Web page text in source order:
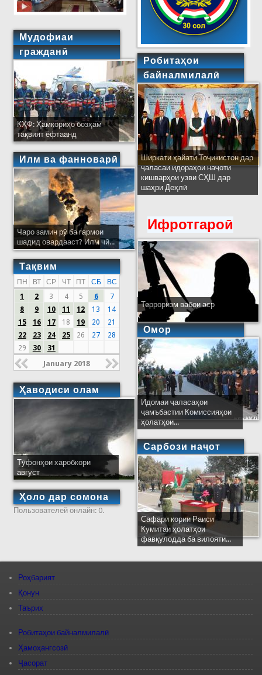
Мудофиаи
гражданӣ
КҲФ: Ҳамкориҳо бозҳам
тақвият ёфтаанд
Илм ва фанноварӣ
Чаро замин рӯ ба гармои
шадид овардааст? Илм чӣ...
Тақвим
ПН ВТ СР ЧТ ПТ СБ
ВС
1
2 3 4 5 6
7
8
9 10 11 12 13
14
15
16 17 18 19 20
21
22
23 24 25 26 27
28
29
30 31
January 2018
Ҳаводиси олам
Тӯфонҳои харобкори
август
Ҳоло дар сомона
Пользователей онлайн: 0.
Робитаҳои
байналмилалӣ
Ширкати ҳайати Тоҷикистон дар
ҷаласаи идораҳои наҷоти
кишварҳои узви СҲШ дар
шаҳри Деҳлӣ
Ифротгароӣ
Терроризм вабои аср
Омор
Идомаи ҷаласаҳои
ҷамъбастии Комиссияҳои
ҳолатҳои...
Сарбози наҷот
Сафари кории Раиси
Кумитаи ҳолатҳои
фавқулодда ба вилояти...
Роҳбарият
Қонун
Таърих
Робитаҳои байналмилалӣ
Ҳамоҳангсозӣ
Ҷасорат